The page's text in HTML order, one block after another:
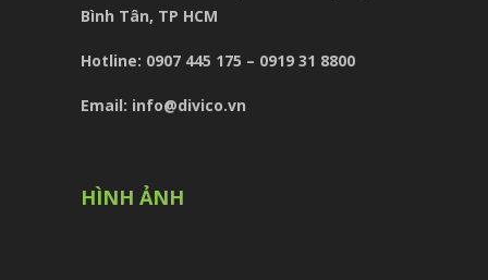
Bình Tân, TP HCM
Hotline: 0907 445 175 – 0919 31 8800
Email: info@divico.vn
HÌNH ẢNH